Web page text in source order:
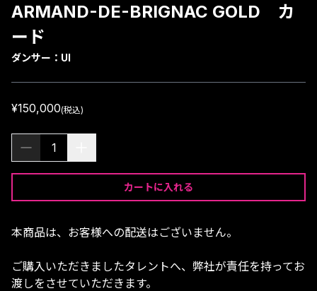
ARMAND-DE-BRIGNAC GOLD カ
ード
ダンサー： UI
¥150,000(税込)
1
カートに入れる
本商品は、お客様への配送はございません。
ご購入いただきましたタレントへ、弊社が責任を持ってお
渡しをさせていただきます。